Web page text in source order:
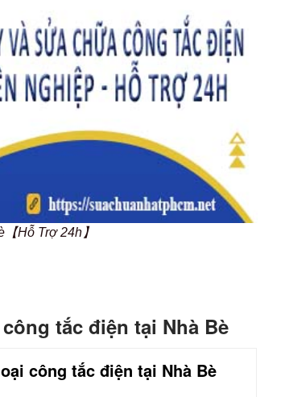
Hỗ Trợ 24h】
tắc điện tại Nhà Bè
công tắc điện tại Nhà Bè